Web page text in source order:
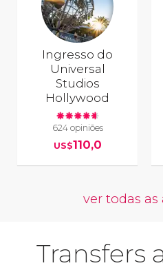
Ingresso do
Universal
Studios
Hollywood
624 opiniões
US$110,0
ver todas as
Transfers